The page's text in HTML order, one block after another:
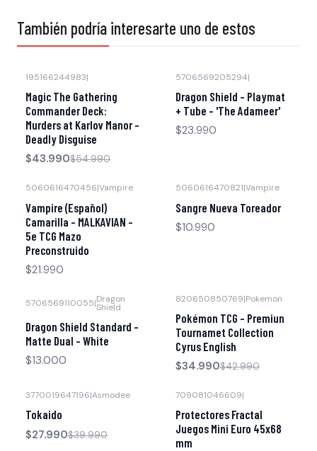
También podría interesarte uno de estos
Agotado
195166244983|
Magic The Gathering
Commander Deck:
Murders at Karlov Manor -
Deadly Disguise
$43.990$54.990
5706569205294|
Dragon Shield - Playmat
+ Tube - 'The Adameer'
$23.990
5060616470456|Vampire
Vampire (Español)
Camarilla - MALKAVIAN -
5e TCG Mazo
Preconstruido
$21.990
5060616470821|Vampire
Sangre Nueva Toreador
$10.990
5706569110055|Dragon
Shield
Dragon Shield Standard -
Matte Dual - White
$13.000
Agotado
820650850769|Pokemon
Pokémon TCG - Premiun
Tournamet Collection
Cyrus English
$34.990$42.990
3770019647196|Asmodee
Tokaido
$27.990$39.990
709081046609|
Protectores Fractal
Juegos Mini Euro 45x68
mm